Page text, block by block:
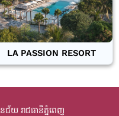
LA PASSION RESORT
ជ័យ រាជធានីភ្នំពេញ